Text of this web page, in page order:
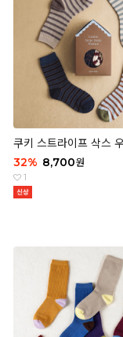
쿠키 스트라이프 삭스
32% 8,700원
1